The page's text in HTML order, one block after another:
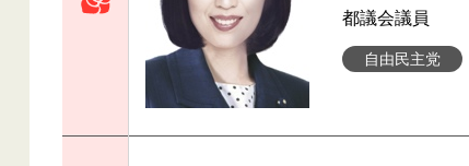
自由民主党
都議会議員